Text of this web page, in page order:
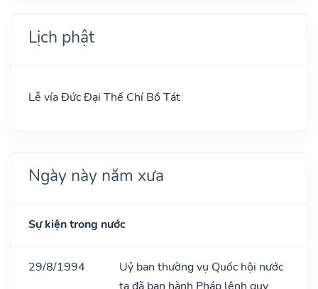
Lịch phật
Lễ vía Đức Đại Thế Chí Bồ Tát
Ngày này năm xưa
Sự kiện trong nước
29/8/1994
Uỷ ban thường vụ Quốc hội nước